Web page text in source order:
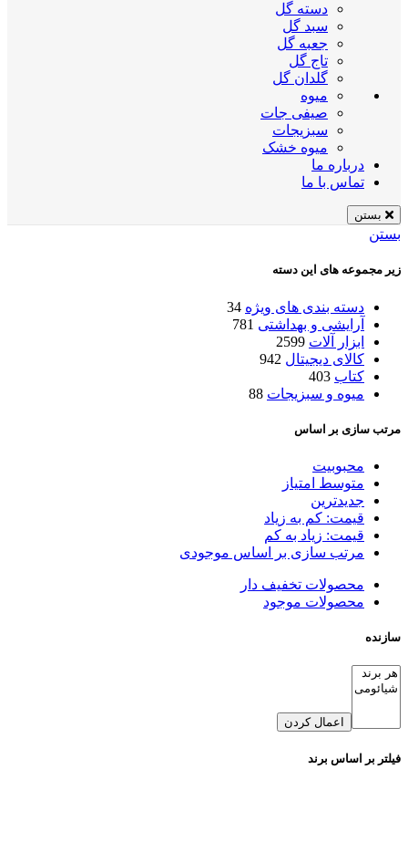
دسته گل
سبد گل
جعبه گل
تاج گل
گلدان گل
میوه
صیفی جات
سبزیجات
میوه خشک
درباره ما
تماس با ما
بستن
بستن
زیر مجموعه های این دسته
دسته بندی های ویژه 34
آرایشی و بهداشتی 781
ابزار آلات 2599
کالای دیجیتال 942
کتاب 403
میوه و سبزیجات 88
مرتب سازی بر اساس
محبوبیت
متوسط امتیاز
جدیدترین
قیمت: کم به زیاد
قیمت: زیاد به کم
مرتب سازی بر اساس موجودی
محصولات تخفیف دار
محصولات موجود
سازنده
اعمال کردن
فیلتر بر اساس برند